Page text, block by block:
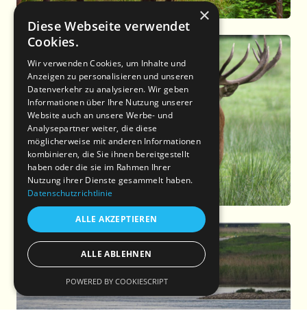
×
Diese Webseite verwendet
Cookies.
Wir verwenden Cookies, um Inhalte und
Anzeigen zu personalisieren und unseren
Datenverkehr zu analysieren. Wir geben
Informationen über Ihre Nutzung unserer
Website auch an unsere Werbe- und
Analysepartner weiter, die diese
möglicherweise mit anderen Informationen
kombinieren, die Sie ihnen bereitgestellt
haben oder die sie im Rahmen Ihrer
Nutzung ihrer Dienste gesammelt haben.
Datenschutzrichtlinie
ALLE AKZEPTIEREN
ALLE ABLEHNEN
POWERED BY COOKIESCRIPT